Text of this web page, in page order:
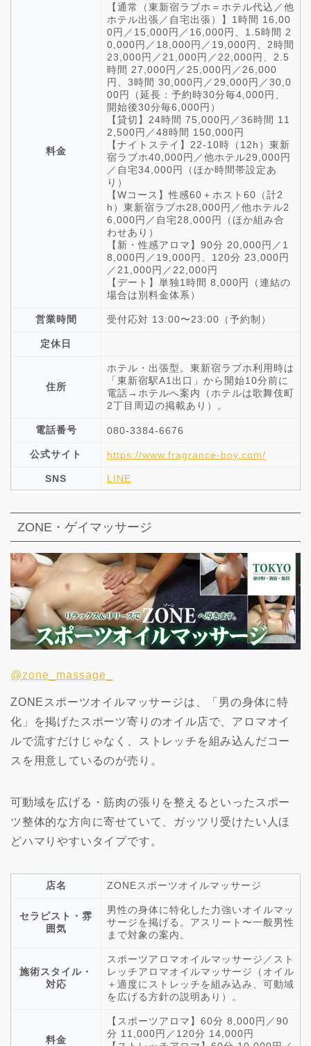
料金
【通常（東新宿ラブホ＝ホテル代込／他
ホテル出張／自宅出張）】1時間 16,00
0円／15,000円／16,000円、1.5時間 2
0,000円／18,000円／19,000円、2時間
23,000円／21,000円／22,000円、2.5
時間 27,000円／25,000円／26,000
円、3時間 30,000円／29,000円／30,0
00円（延長：予約時30分毎4,000円、
開始後30分毎6,000円）
【貸切】24時間 75,000円／36時間 11
2,500円／48時間 150,000円
【ナイトステイ】22-10時（12h）東新
宿ラブホ40,000円／他ホテル29,000円
／自宅34,000円（ほか時間帯設定あ
り）
【Wコース】性感60＋ホスト60（計2
h）東新宿ラブホ28,000円／他ホテル2
6,000円／自宅28,000円（ほか組み合
わせあり）
【新・性感アロマ】90分 20,000円／1
8,000円／19,000円、120分 23,000円
／21,000円／22,000円
【デート】単独1時間 8,000円（連結の
場合は別料金体系）
営業時間 受付応対 13:00〜23:00（予約制）
定休日
住所
ホテル・出張型。東新宿ラブホ利用時は
「東新宿駅A1出口」から開始10分前に
電話→ホテルへ案内（ホテルは歌舞伎町
2丁目周辺の掲載あり）。
電話番号 080-3384-6676
公式サイト https://www.fragrance-boy.com/
SNS LINE
ZONE・ゲイマッサージ
@zone_massage_
ZONEスポーツオイルマッサージは、「男の身体に特
化」を掲げたスポーツ寄りのオイル店で、アロマオイ
ルで流すだけじゃなく、ストレッチを組み込んだコー
スを用意しているのが売り。
可動域を広げる・筋肉の張りを整えるといったスポー
ツ整体的な方向に寄せていて、ガッツリ受けたい人ほ
どハマりやすいタイプです。
店名 ZONEスポーツオイルマッサージ
セラピスト・雰
囲気
男性の身体に特化した力強いオイルマッ
サージを掲げる。アスリート〜一般男性
まで対象の案内。
施術スタイル・
対応
スポーツアロマオイルマッサージ／スト
レッチアロマオイルマッサージ（オイル
＋適度にストレッチを組み込み、可動域
を広げる方針の説明あり）。
料金
【スポーツアロマ】60分 8,000円／90
分 11,000円／120分 14,000円